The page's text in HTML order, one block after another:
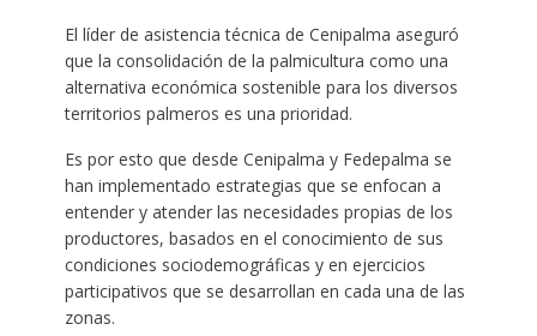
El líder de asistencia técnica de Cenipalma aseguró
que la consolidación de la palmicultura como una
alternativa económica sostenible para los diversos
territorios palmeros es una prioridad.
Es por esto que desde Cenipalma y Fedepalma se
han implementado estrategias que se enfocan a
entender y atender las necesidades propias de los
productores, basados en el conocimiento de sus
condiciones sociodemográficas y en ejercicios
participativos que se desarrollan en cada una de las
zonas.